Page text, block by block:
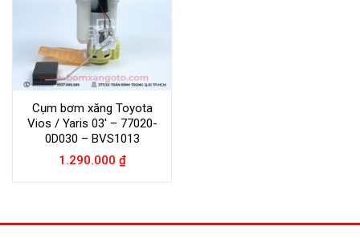
Cụm bơm xăng Toyota
Vios / Yaris 03′ – 77020-
0D030 – BVS1013
1.290.000 ₫